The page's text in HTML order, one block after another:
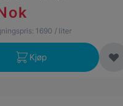
1690 / liter
Kjøp